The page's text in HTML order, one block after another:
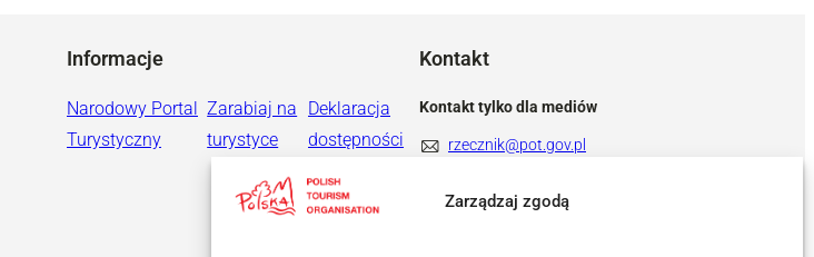
Zarządzaj zgodą
Informacje
Narodowy Portal
Turystyczny
Zarabiaj na
turystyce
Deklaracja
dostępności
Kontakt
Kontakt tylko dla mediów
rzecznik@pot.gov.pl